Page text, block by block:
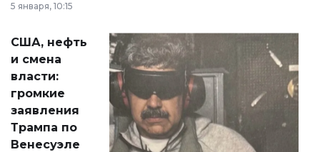
сразу несколько
актуальных тем —
от слухов о
политических
реформах до
вопросов армии,
экономики и
личного здоровья.
5 января, 10:15
США, нефть
и смена
власти:
громкие
заявления
Трампа по
Венесуэле